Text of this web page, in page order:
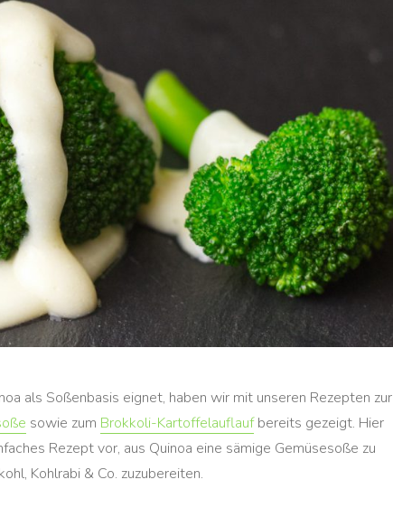
als Soßenbasis eignet, haben wir mit unseren Rezepten zur
sowie zum Brokkoli-Kartoffelauflaufbereits gezeigt. Hier
Rezept vor, aus Quinoa eine sämige Gemüsesoße zu
Kohlrabi & Co. zuzubereiten.